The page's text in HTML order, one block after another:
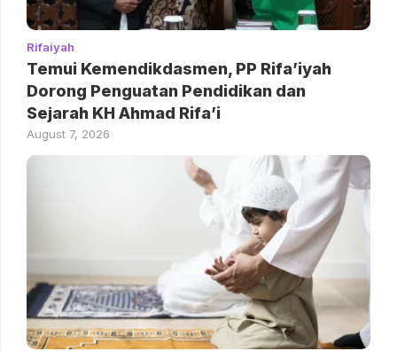
Rifaiyah
Temui Kemendikdasmen, PP Rifa’iyah
Dorong Penguatan Pendidikan dan
Sejarah KH Ahmad Rifa’i
August 7, 2026